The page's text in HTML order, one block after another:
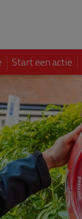
Start een actie